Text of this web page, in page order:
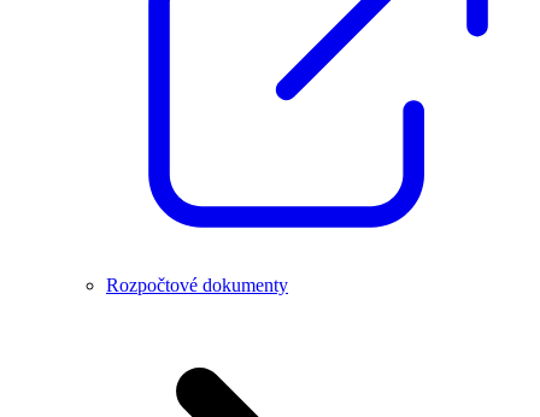
Rozpočtové dokumenty